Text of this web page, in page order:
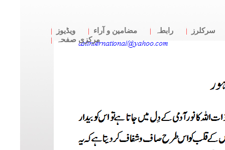
سرکلرز رابطہ مضامین و آراء
ویڈیوز
مرکزی صفحہ